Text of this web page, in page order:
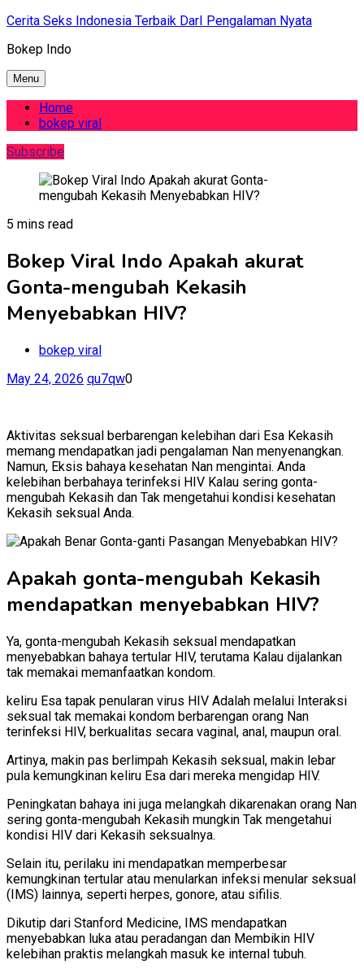
Skip
content
Cerita Seks Indonesia Terbaik DarI Pengalaman Nyata
Bokep Indo
Menu
Home
bokep viral
Subscribe
5 mins read
Bokep Viral Indo Apakah akurat
Gonta-mengubah Kekasih
Menyebabkan HIV?
bokep viral
May 24, 2026 qu7qw0
Aktivitas seksual berbarengan kelebihan dari Esa Kekasih
memang mendapatkan jadi pengalaman Nan menyenangkan.
Namun, Eksis bahaya kesehatan Nan mengintai. Anda
kelebihan berbahaya terinfeksi HIV Kalau sering gonta-
mengubah Kekasih dan Tak mengetahui kondisi kesehatan
Kekasih seksual Anda.
Apakah gonta-mengubah Kekasih
mendapatkan menyebabkan HIV?
Ya, gonta-mengubah Kekasih seksual mendapatkan
menyebabkan bahaya tertular HIV, terutama Kalau dijalankan
tak memakai memanfaatkan kondom.
keliru Esa tapak penularan virus HIV Adalah melalui Interaksi
seksual tak memakai kondom berbarengan orang Nan
terinfeksi HIV, berkualitas secara vaginal, anal, maupun oral.
Artinya, makin pas berlimpah Kekasih seksual, makin lebar
pula kemungkinan keliru Esa dari mereka mengidap HIV.
Peningkatan bahaya ini juga melangkah dikarenakan orang Nan
sering gonta-mengubah Kekasih mungkin Tak mengetahui
kondisi HIV dari Kekasih seksualnya.
Selain itu, perilaku ini mendapatkan memperbesar
kemungkinan tertular atau menularkan infeksi menular seksual
(IMS) lainnya, seperti herpes, gonore, atau sifilis.
Dikutip dari Stanford Medicine, IMS mendapatkan
menyebabkan luka atau peradangan dan Membikin HIV
kelebihan praktis melangkah masuk ke internal tubuh.